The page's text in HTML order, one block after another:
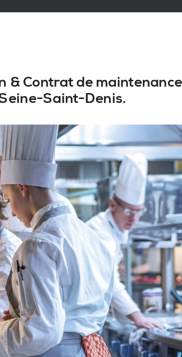
& Contrat de
Saint-Denis.